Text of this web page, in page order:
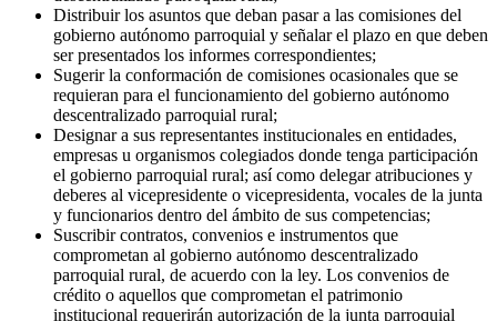
Distribuir los asuntos que deban pasar a las comisiones del
gobierno autónomo parroquial y señalar el plazo en que deben
ser presentados los informes correspondientes;
Sugerir la conformación de comisiones ocasionales que se
requieran para el funcionamiento del gobierno autónomo
descentralizado parroquial rural;
Designar a sus representantes institucionales en entidades,
empresas u organismos colegiados donde tenga participación
el gobierno parroquial rural; así como delegar atribuciones y
deberes al vicepresidente o vicepresidenta, vocales de la junta
y funcionarios dentro del ámbito de sus competencias;
Suscribir contratos, convenios e instrumentos que
comprometan al gobierno autónomo descentralizado
parroquial rural, de acuerdo con la ley. Los convenios de
crédito o aquellos que comprometan el patrimonio
institucional requerirán autorización de la junta parroquial